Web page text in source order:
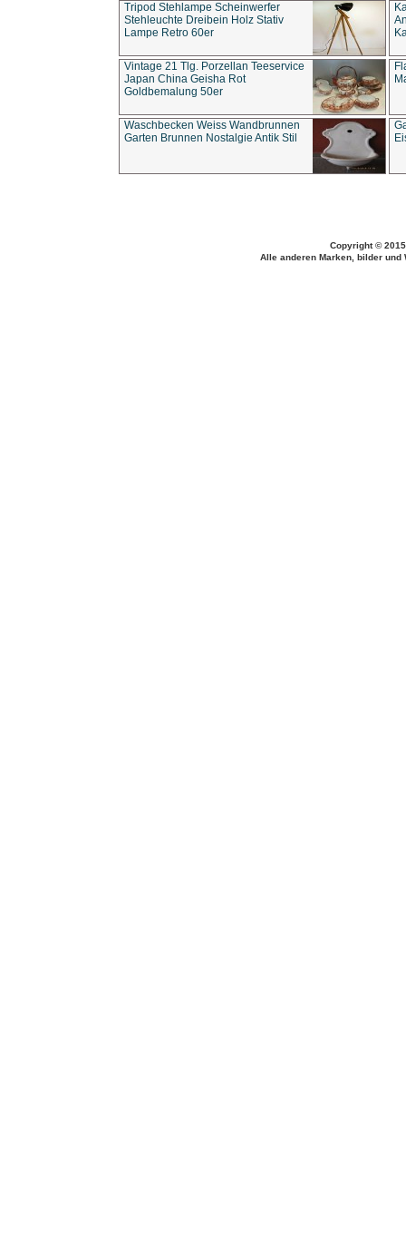
Tripod Stehlampe Scheinwerfer
Stehleuchte Dreibein Holz Stativ
Lampe Retro 60er
Vintage 21 Tlg. Porzellan Teeservice
Japan China Geisha Rot
Goldbemalung 50er
Waschbecken Weiss Wandbrunnen
Garten Brunnen Nostalgie Antik Stil
Copyright ©
Alle anderen Marken, bilder und